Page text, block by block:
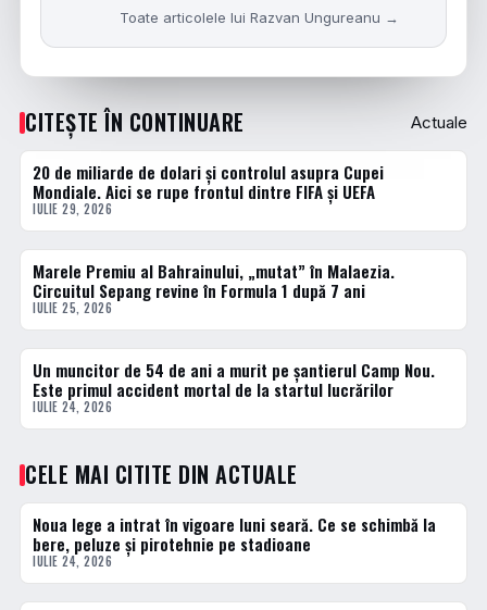
Toate articolele lui Razvan Ungureanu →
CITEȘTE ÎN CONTINUARE Actuale
ACTUALE
20 de miliarde de dolari și controlul asupra Cupei
Mondiale. Aici se rupe frontul dintre FIFA și UEFA
IULIE 29, 2026
ACTUALE
Marele Premiu al Bahrainului, „mutat” în Malaezia.
Circuitul Sepang revine în Formula 1 după 7 ani
IULIE 25, 2026
ACTUALE
Un muncitor de 54 de ani a murit pe șantierul Camp Nou.
Este primul accident mortal de la startul lucrărilor
IULIE 24, 2026
CELE MAI CITITE DIN ACTUALE
1 · TOP
Noua lege a intrat în vigoare luni seară. Ce se schimbă la
bere, peluze și pirotehnie pe stadioane
IULIE 24, 2026